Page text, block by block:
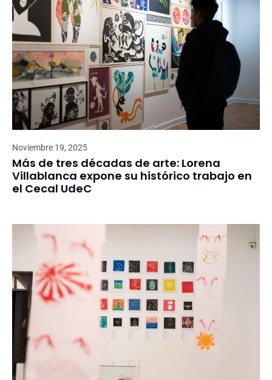
Noviembre 19, 2025
Más de tres décadas de arte: Lorena
Villablanca expone su histórico trabajo en
el Cecal UdeC